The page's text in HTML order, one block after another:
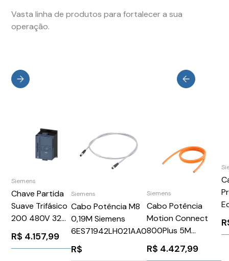
Vasta linha de produtos para fortalecer a sua
operação.
Siemens
Chave Partida
Suave Trifásico
200 480V 32A
24V
3RW52163AC04
R$ 4.157,99
Siemens
Cabo Potência M8
0,19M Siemens
6ES71942LH021AA0
R$
Siemens
Cabo Potência
Motion Connect
800Plus 5M
Siemens
6FX80081BA251AF0
R$ 4.427,99